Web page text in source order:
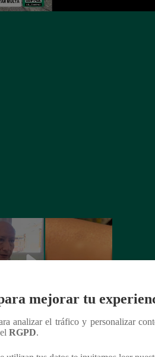
más de 500 casos del virus
mejorar tu
analizar el tráfico y personalizar
RGPD.